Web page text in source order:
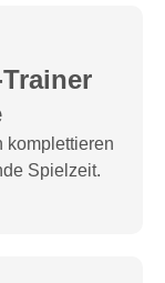
komplettieren
Spielzeit.